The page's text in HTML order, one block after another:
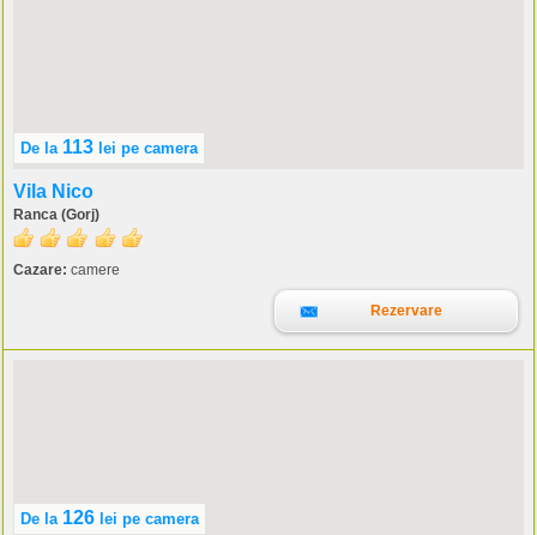
De la 113 lei pe camera
Vila Nico
Ranca (Gorj)
Cazare: camere
Rezervare
De la 126 lei pe camera